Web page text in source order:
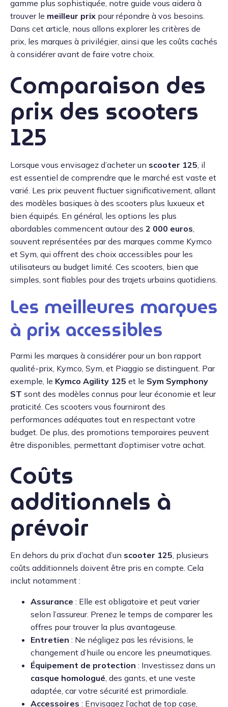
gamme plus sophistiquée, notre guide vous aidera à
trouver le meilleur prix pour répondre à vos besoins.
Dans cet article, nous allons explorer les critères de
prix, les marques à privilégier, ainsi que les coûts cachés
à considérer avant de faire votre choix.
Comparaison des
prix des scooters
125
Lorsque vous envisagez d’acheter un scooter 125 , il
est essentiel de comprendre que le marché est vaste et
varié. Les prix peuvent fluctuer significativement, allant
des modèles basiques à des scooters plus luxueux et
bien équipés. En général, les options les plus
abordables commencent autour des 2 000 euros
souvent représentées par des marques comme Kymco
et Sym, qui offrent des choix accessibles pour les
utilisateurs au budget limité. Ces scooters, bien que
simples, sont fiables pour des trajets urbains quotidiens.
Les meilleures marques
à prix accessibles
Parmi les marques à considérer pour un bon rapport
qualité-prix, Kymco, Sym, et Piaggio se distinguent. Par
exemple, le Kymco Agility 125 et le Sym Symphony
ST sont des modèles connus pour leur économie et leur
praticité. Ces scooters vous fourniront des
performances adéquates tout en respectant votre
budget. De plus, des promotions temporaires peuvent
être disponibles, permettant d’optimiser votre achat.
Coûts
additionnels à
prévoir
En dehors du prix d’achat d’un scooter 125, plusieurs
coûts additionnels doivent être pris en compte. Cela
inclut notamment :
Assurance : Elle est obligatoire et peut varier
selon l’assureur. Prenez le temps de comparer les
offres pour trouver la plus avantageuse.
Entretien : Ne négligez pas les révisions, le
changement d’huile ou encore les pneumatiques.
Équipement de protection : Investissez dans un
casque homologué, des gants, et une veste
adaptée, car votre sécurité est primordiale.
Accessoires : Envisagez l’achat de top case,